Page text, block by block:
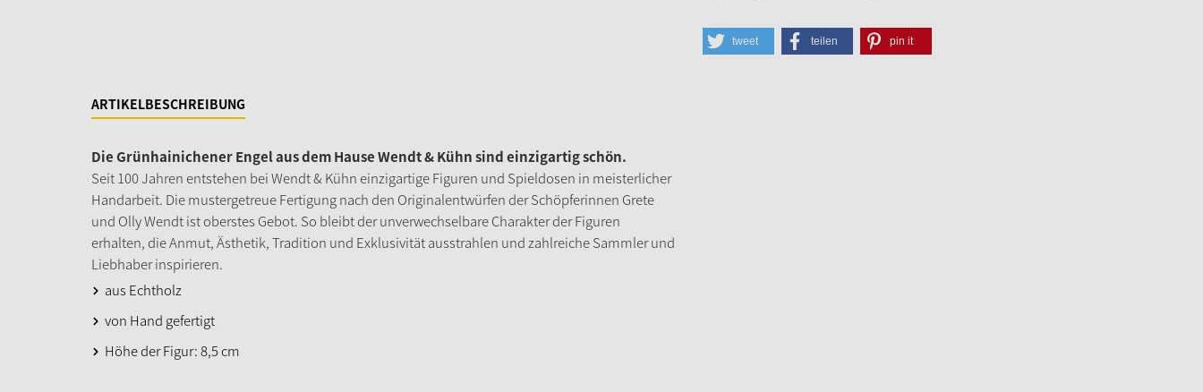
tweet teilen pin it
ARTIKELBESCHREIBUNG
Die Grünhainichener Engel aus dem Hause Wendt & Kühn sind einzigartig schön.
Seit 100 Jahren entstehen bei Wendt & Kühn einzigartige Figuren und Spieldosen in meisterlicher
Handarbeit. Die mustergetreue Fertigung nach den Originalentwürfen der Schöpferinnen Grete
und Olly Wendt ist oberstes Gebot. So bleibt der unverwechselbare Charakter der Figuren
erhalten, die Anmut, Ästhetik, Tradition und Exklusivität ausstrahlen und zahlreiche Sammler und
Liebhaber inspirieren.
aus Echtholz
von Hand gefertigt
Höhe der Figur: 8,5 cm